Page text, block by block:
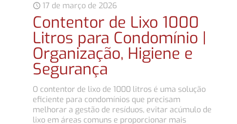
17 de março de 2026
Contentor de Lixo 1000
Litros para Condomínio |
Organização, Higiene e
Segurança
O contentor de lixo de 1000 litros é uma solução
eficiente para condomínios que precisam
melhorar a gestão de resíduos, evitar acúmulo de
lixo em áreas comuns e proporcionar mais